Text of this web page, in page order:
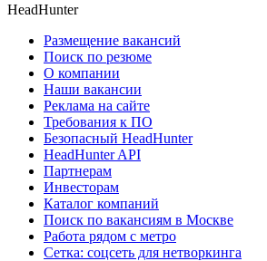
HeadHunter
Размещение вакансий
Поиск по резюме
О компании
Наши вакансии
Реклама на сайте
Требования к ПО
Безопасный HeadHunter
HeadHunter API
Партнерам
Инвесторам
Каталог компаний
Поиск по вакансиям в Москве
Работа рядом с метро
Сетка: соцсеть для нетворкинга